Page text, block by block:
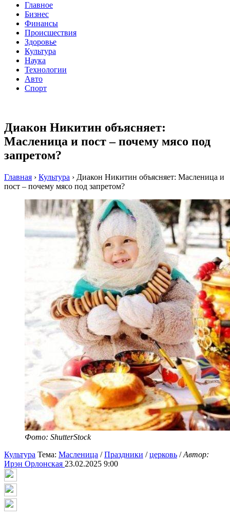
Главное
Бизнес
Финансы
Происшествия
Здоровье
Культура
Наука
Технологии
Авто
Спорт
Диакон Никитин объясняет:
Масленица и пост – почему мясо под
запретом?
Главная › Культура › Диакон Никитин объясняет: Масленица и
пост – почему мясо под запретом?
Фото: ShutterStock
Культура Тема: Масленица /Праздники /церковь /Автор:
Ирэн Орлонская 23.02.2025 9:00